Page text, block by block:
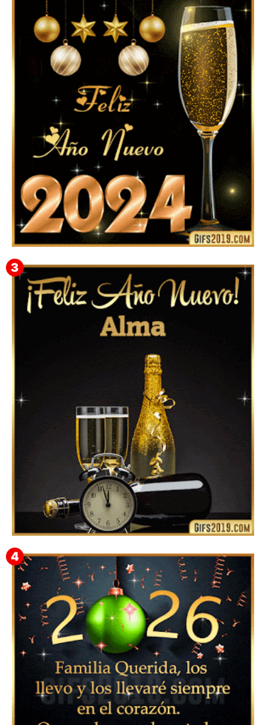
▷ Imágenes 2026 PNG sin Fondo y Transparentes en
3D 【DESCARGAR GRATIS】 ⬇️
Feliz Año Nuevo 2024: Mensajes, Frases, Imágenes
GIF para Compartir en WhatsApp, Telegram e
Feliz Año Nuevo Alma